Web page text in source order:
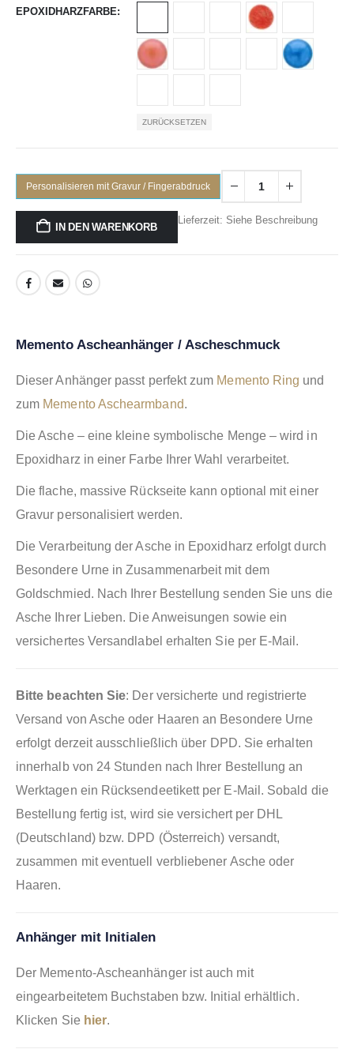
EPOXIDHARZFARBE
ZURÜCKSETZEN
Personalisieren mit Gravur / Fingerabdruck
IN DEN WARENKORB
Lieferzeit: Siehe Beschreibung
Memento Ascheanhänger / Ascheschmuck
Dieser Anhänger passt perfekt zum Memento Ring und
zum Memento Aschearmband.
Die Asche – eine kleine symbolische Menge – wird in
Epoxidharz in einer Farbe Ihrer Wahl verarbeitet.
Die flache, massive Rückseite kann optional mit einer
Gravur personalisiert werden.
Die Verarbeitung der Asche in Epoxidharz erfolgt durch
Besondere Urne in Zusammenarbeit mit dem
Goldschmied. Nach Ihrer Bestellung senden Sie uns die
Asche Ihrer Lieben. Die Anweisungen sowie ein
versichertes Versandlabel erhalten Sie per E-Mail.
Bitte beachten Sie: Der versicherte und registrierte
Versand von Asche oder Haaren an Besondere Urne
erfolgt derzeit ausschließlich über DPD. Sie erhalten
innerhalb von 24 Stunden nach Ihrer Bestellung an
Werktagen ein Rücksendeetikett per E-Mail. Sobald die
Bestellung fertig ist, wird sie versichert per DHL
(Deutschland) bzw. DPD (Österreich) versandt,
zusammen mit eventuell verbliebener Asche oder
Haaren.
Anhänger mit Initialen
Der Memento-Ascheanhänger ist auch mit
eingearbeitetem Buchstaben bzw. Initial erhältlich.
Klicken Sie hier.